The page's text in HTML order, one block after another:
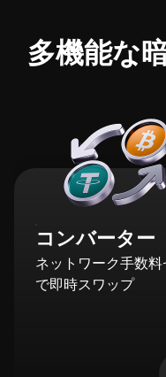
多機能な
コンバーター
ネットワーク手数料
で即時スワップ